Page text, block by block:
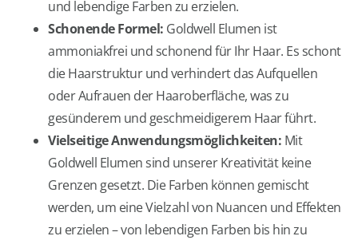
und lebendige Farben zu erzielen.
Schonende Formel: Goldwell Elumen ist
ammoniakfrei und schonend für Ihr Haar. Es schont
die Haarstruktur und verhindert das Aufquellen
oder Aufrauen der Haaroberfläche, was zu
gesünderem und geschmeidigerem Haar führt.
Vielseitige Anwendungsmöglichkeiten: Mit
Goldwell Elumen sind unserer Kreativität keine
Grenzen gesetzt. Die Farben können gemischt
werden, um eine Vielzahl von Nuancen und Effekten
zu erzielen – von lebendigen Farben bis hin zu